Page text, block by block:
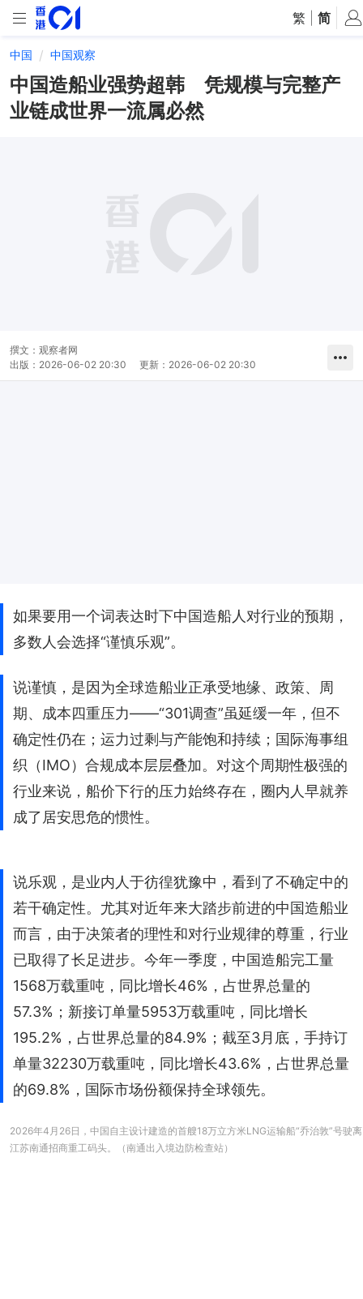
繁 简
中国 中国观察
中国造船业强势超韩 凭规模与完整产
业链成世界一流属必然
撰文： 观察者网
出版： 2026-06-02 20:30 更新： 2026-06-02 20:30
如果要用一个词表达时下中国造船人对行业的预期，
多数人会选择“谨慎乐观”。
说谨慎，是因为全球造船业正承受地缘、政策、周
期、成本四重压力——“301调查”虽延缓一年，但不
确定性仍在；运力过剩与产能饱和持续；国际海事组
织（IMO）合规成本层层叠加。对这个周期性极强的
行业来说，船价下行的压力始终存在，圈内人早就养
成了居安思危的惯性。
说乐观，是业内人于彷徨犹豫中，看到了不确定中的
若干确定性。尤其对近年来大踏步前进的中国造船业
而言，由于决策者的理性和对行业规律的尊重，行业
已取得了长足进步。今年一季度，中国造船完工量
1568万载重吨，同比增长46%，占世界总量的
57.3%；新接订单量5953万载重吨，同比增长
195.2%，占世界总量的84.9%；截至3月底，手持订
单量32230万载重吨，同比增长43.6%，占世界总量
的69.8%，国际市场份额保持全球领先。
2026年4月26日，中国自主设计建造的首艘18万立方米LNG运输船“乔治敦”号驶离
江苏南通招商重工码头。（南通出入境边防检查站）